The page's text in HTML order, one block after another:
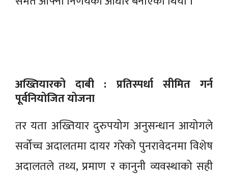
अख्तियारको दाबी : प्रतिस्पर्धा सीमित गर्न
पूर्वनियोजित योजना
तर यता अख्तियार दुरुपयोग अनुसन्धान आयोगले
सर्वोच्च अदालतमा दायर गरेको पुनरावेदनमा विशेष
अदालतले तथ्य, प्रमाण र कानुनी व्यवस्थाको सही